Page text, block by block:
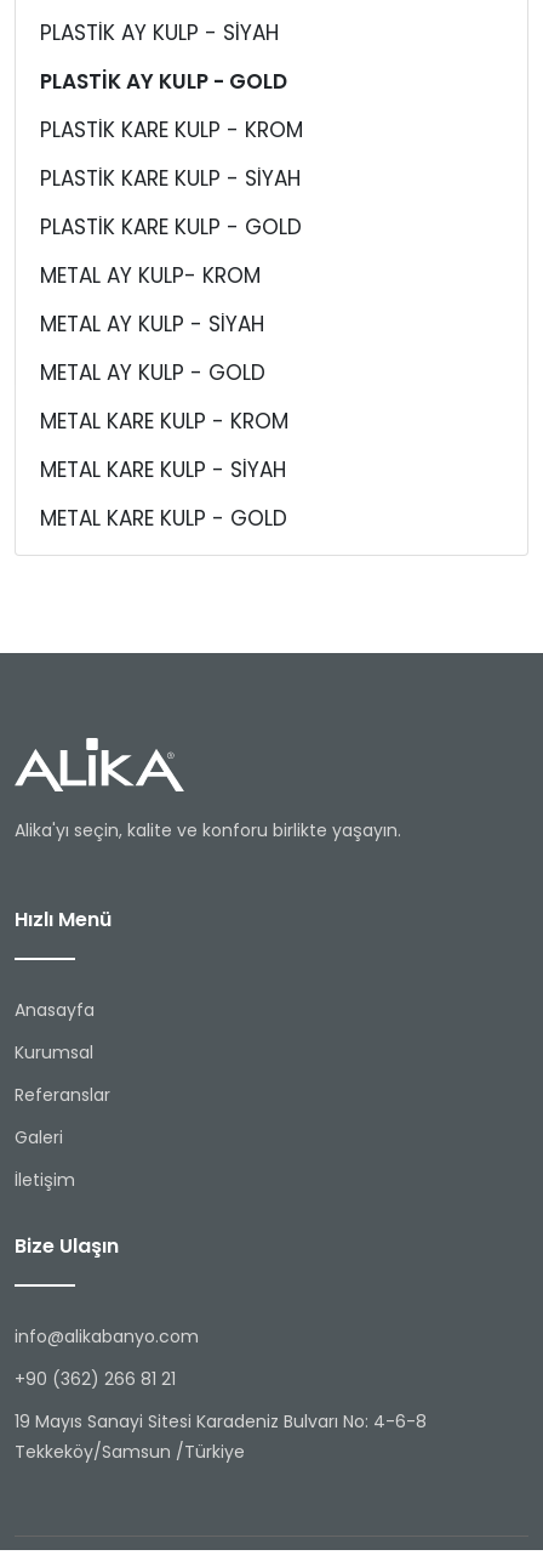
PLASTİK AY KULP - SİYAH
PLASTİK AY KULP - GOLD
PLASTİK KARE KULP - KROM
PLASTİK KARE KULP - SİYAH
PLASTİK KARE KULP - GOLD
METAL AY KULP- KROM
METAL AY KULP - SİYAH
METAL AY KULP - GOLD
METAL KARE KULP - KROM
METAL KARE KULP - SİYAH
METAL KARE KULP - GOLD
Alika'yı seçin, kalite ve konforu birlikte yaşayın.
Hızlı Menü
Anasayfa
Kurumsal
Referanslar
Galeri
İletişim
Bize Ulaşın
info@alikabanyo.com
+90 (362) 266 81 21
19 Mayıs Sanayi Sitesi Karadeniz Bulvarı No: 4-6-8
Tekkeköy/Samsun /Türkiye